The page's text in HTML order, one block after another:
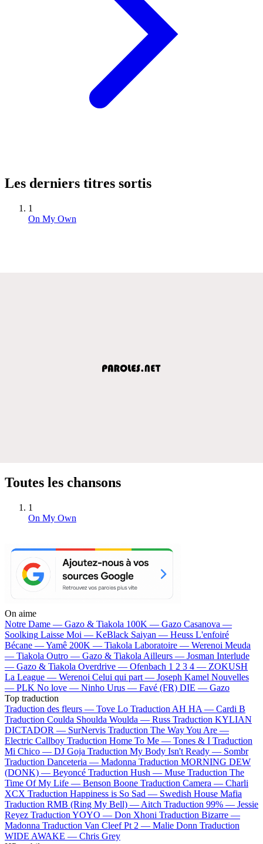
Les derniers titres sortis
1
On My Own
Toutes les chansons
1
On My Own
On aime
Notre Dame — Gazo & Tiakola 100K — Gazo Casanova —
Soolking Laisse Moi — KeBlack Saiyan — Heuss L'enfoiré
Bécane —Yamê 200K — Tiakola Laboratoire — Werenoi Meuda
— Tiakola Outro — Gazo & Tiakola Ailleurs — Josman Interlude
— Gazo & Tiakola Overdrive — Ofenbach 1 2 3 4 — ZOKUSH
La League — Werenoi Celui qui part — Joseph Kamel Nouvelles
— PLK No love — Ninho Urus — Favé (FR) DIE — Gazo
Top traduction
Traduction des fleurs — Tove Lo Traduction AH HA — Cardi B
Traduction Coulda Shoulda Woulda — Russ Traduction KYLIAN
DICTADOR — SurNervis Traduction The Way You Are —
Electric Callboy Traduction Home To Me — Tones & I Traduction
Mi Chico — DJ Goja Traduction My Body Isn't Ready — Sombr
Traduction Danceteria — Madonna Traduction MORNING DEW
(DONK) — Beyoncé Traduction Hush — Muse Traduction The
Time Of My Life — Benson Boone Traduction Camera — Charli
XCX Traduction Happiness is So Sad — Swedish House Mafia
Traduction RMB (Ring My Bell) — Aitch Traduction 99% — Jessie
Reyez Traduction YOYO — Don Xhoni Traduction Bizarre —
Madonna Traduction Van Cleef Pt 2 — Malie Donn Traduction
WIDE AWAKE — Chris Grey